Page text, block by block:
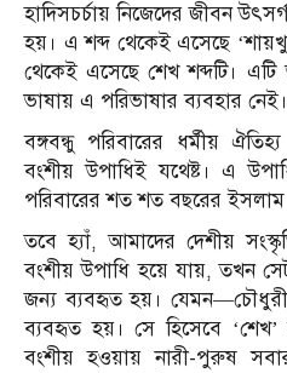
হাদিসচর্চায় নিজেদের জীবন
হয়। এ শব্দ থেকেই এসেছে
থেকেই এসেছে শেখ শব্দটি।
ভাষায় এ পরিভাষার ব্যবহার নেই।
বঙ্গবন্ধু পরিবারের ধর্মীয়
বংশীয় উপাধিই যথেষ্ট। এ
পরিবারের শত শত বছরের ইসলাম
তবে হ্যাঁ, আমাদের দেশীয়
বংশীয় উপাধি হয়ে যায়, তখন
জন্য ব্যবহৃত হয়। যেমন—চৌধুরী
ব্যবহৃত হয়। সে হিসেবে
বংশীয় হওয়ায় নারী-পুরুষ